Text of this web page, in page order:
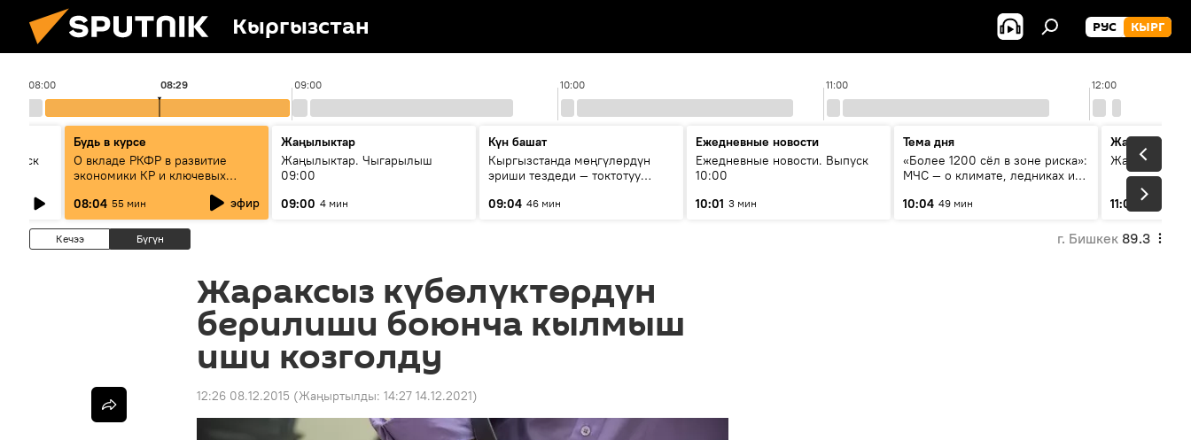
Кыргызстан РУС КЫРГ
08:00 09:00 10:00 11:00 12:00
08:29
Будь в курсе
О вкладе РКФР в развитие
экономики КР и ключевых
08:04 55 мин эфир
Жаңылыктар
Жаңылыктар. Чыгарылыш
09:00
09:00 4 мин
Күн башат
Кыргызстанда мөңгүлөрдүн
эриши тездеди — токтотуу
09:04 46 мин
Ежедневные новости
Ежедневные новости. Выпуск
10:00
10:01 3 мин
Тема дня
«Более 1200 сёл в зоне риска»:
МЧС — о климате, ледниках и
населения
10:04 49 мин
Жаңылыктар
11:01 3 мин
Кечээ Бүгүн г. Бишкек 89.3
Жараксыз күбөлүктөрдүн
берилиши боюнча кылмыш
иши козголду
12:26 08.12.2015 (Жаңыртылды: 14:27 14.12.2021)